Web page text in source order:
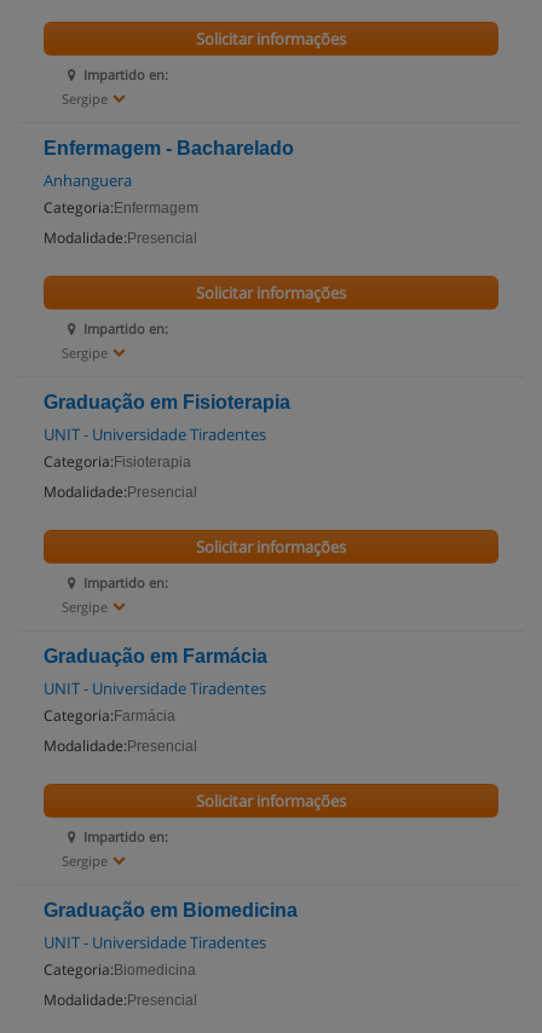
Impartido en:
Sergipe
Solicitar informações
Enfermagem - Bacharelado
Anhanguera
Categoria: Enfermagem
Modalidade: Presencial
Impartido en:
Sergipe
Solicitar informações
Graduação em Fisioterapia
UNIT - Universidade Tiradentes
Categoria: Fisioterapia
Modalidade: Presencial
Impartido en:
Sergipe
Solicitar informações
Graduação em Farmácia
UNIT - Universidade Tiradentes
Categoria: Farmácia
Modalidade: Presencial
Impartido en:
Sergipe
Solicitar informações
Graduação em Biomedicina
UNIT - Universidade Tiradentes
Categoria: Biomedicina
Modalidade: Presencial